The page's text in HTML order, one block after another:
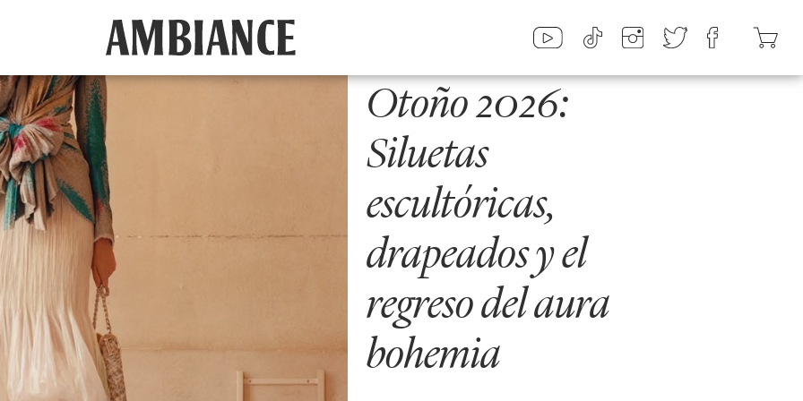
Otoño 2026:
Siluetas
escultóricas,
drapeados y el
regreso del aura
bohemia